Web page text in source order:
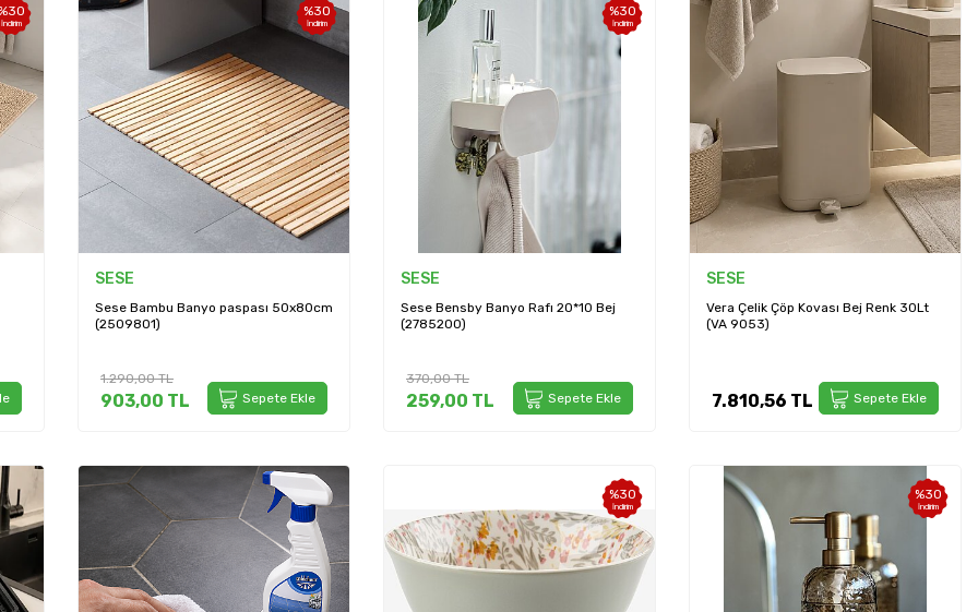
30
İndirim
%30
İndirim
SESE
Sese Bambu Banyo paspası 50x80cm
(2509801)
1.290,00TL
903,00 TL Sepete Ekle
%30
İndirim
SESE
Sese Bensby Banyo Rafı 20*10 Bej
(2785200)
370,00TL
259,00 TL Sepete Ekle
SESE
Vera Çelik Çöp Kovası Bej Renk 30Lt
(VA 9053)
7.810,56 TL Sepete Ekle
%30
İndirim
%30
İndirim